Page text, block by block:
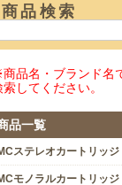
商品検索
品名・ブランド名
索してください。
品一覧
ステレオカートリッジ
モノラルカートリッジ